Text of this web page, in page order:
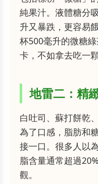
純果汁。液體糖分
升又暴跌，更容易
杯500毫升的微糖
卡，不如拿去吃一
地雷二：精
白吐司、蘇打餅乾
為了口感，脂肪和
接一口。很多人以
脂含量通常超過
觀。